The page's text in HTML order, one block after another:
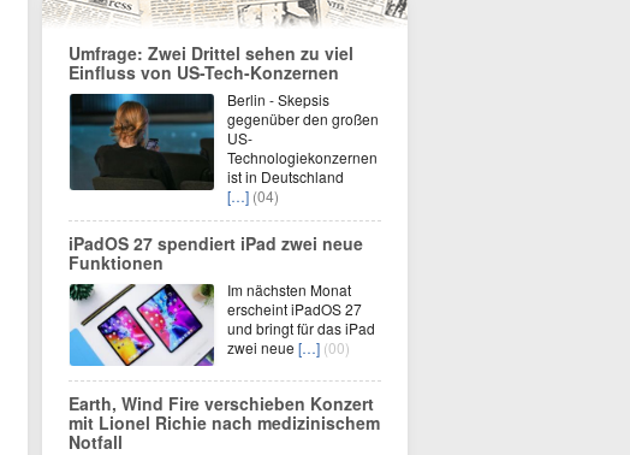
Umfrage: Zwei Drittel sehen zu viel
Einfluss von US-Tech-Konzernen
Berlin - Skepsis
gegenüber den großen
US-
Technologiekonzernen
ist in Deutschland
[…] (04)
iPadOS 27 spendiert iPad zwei neue
Funktionen
Im nächsten Monat
erscheint iPadOS 27
und bringt für das iPad
zwei neue […] (00)
Earth, Wind Fire verschieben Konzert
mit Lionel Richie nach medizinischem
Notfall